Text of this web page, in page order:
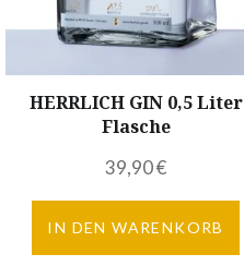
HERRLICH GIN 0,5 Liter
Flasche
39,90€
IN DEN WARENKORB